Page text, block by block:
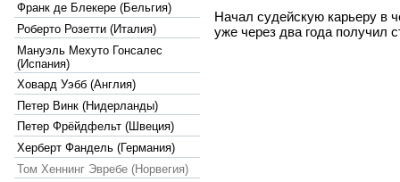
Франк де Блекере (Бельгия)
Роберто Розетти (Италия)
Мануэль Мехуто Гонсалес
(Испания)
Ховард Уэбб (Англия)
Петер Винк (Нидерланды)
Петер Фрёйдфельт (Швеция)
Херберт Фандель (Германия)
Том Хеннинг Эвребе (Норвегия)
Начал судейскую карьеру в
уже через два года получил